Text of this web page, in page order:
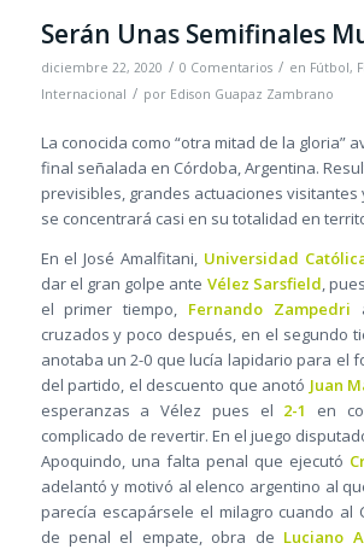
Serán Unas Semifinales
diciembre 22, 2020 / 0 Comentarios / en Fútbol,
Internacional / por Edison Guapaz Zambrano
La conocida como “otra mitad de la gloria”
final señalada en Córdoba, Argentina.
previsibles, grandes actuaciones visitantes
se concentrará casi en su totalidad en
En el José Amalfitani, Universidad
dar el gran golpe ante Vélez Sarsfield ,
el primer tiempo, Fernando Zampedri
cruzados y poco después, en el segundo
anotaba un 2-0 que lucía lapidario para el
del partido, el descuento que anotó Juan
esperanzas a Vélez pues el 2-1
en
complicado de revertir. En el juego
Apoquindo, una falta penal que ejecutó
adelantó y motivó al elenco argentino al
parecía escapársele el milagro cuando al
de penal el empate, obra de Luciano